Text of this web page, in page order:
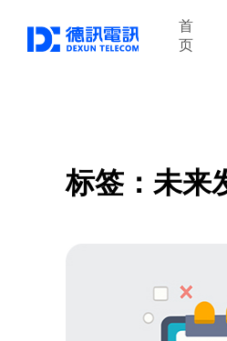
首
页
标签：未来